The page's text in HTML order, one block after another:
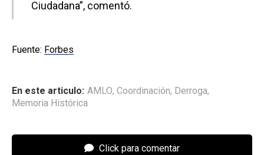
Ciudadana”, comentó.
Fuente: Forbes
En este articulo: AMLO, Coordinación, Derroga,
Memoria Histórica
Click para comentar